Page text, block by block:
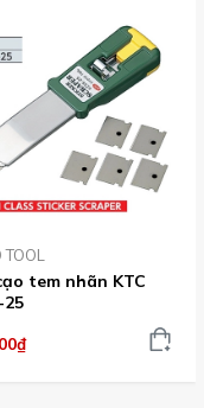
TOOL
tem nhãn KTC
25